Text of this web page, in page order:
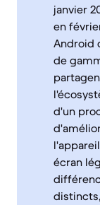
janvier
en
Android
de
d'un
écran